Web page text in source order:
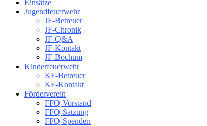
Einsätze
Jugendfeuerwehr
JF-Betreuer
JF-Chronik
JF-Q&A
JF-Kontakt
JF-Bochum
Kinderfeuerwehr
KF-Betreuer
KF-Kontakt
Förderverein
FFQ-Vorstand
FFQ-Satzung
FFQ-Spenden